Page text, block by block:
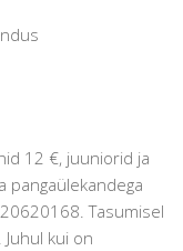
12 €, juuniorid ja
pangaülekandega
Tasumisel
kui on